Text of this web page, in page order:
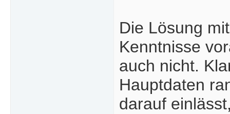
Die Lösung
Kenntnisse
auch nicht.
Hauptdaten
darauf